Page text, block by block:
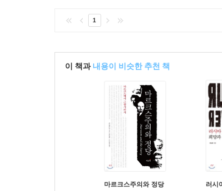
1
이 책과 내용이 비슷한 추천 책
마르크스주의와 정당 러시